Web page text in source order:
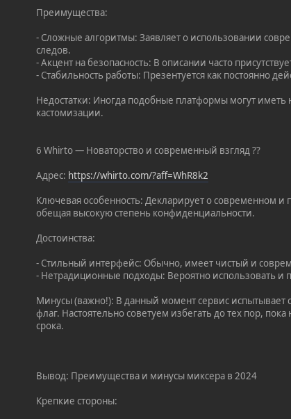
Преимущества:
- Сложные алгоритмы: Заявляет о использовании
следов.
- Акцент на безопасность: В описании часто
- Стабильность работы: Презентуется как постоянно
Недостатки: Иногда подобные платформы могут
кастомизации.
6 Whirto — Новаторство и современный взгляд ??
Адрес: https://whirto.com/?aff=WhR8k2
Ключевая особенность: Декларирует о современном
обещая высокую степень конфиденциальности.
Достоинства:
- Стильный интерфейс: Обычно, имеет чистый и
- Нетрадиционные подходы: Вероятно использовать
Минусы (важно!): В данный момент сервис
флаг. Настоятельно советуем избегать до тех пор,
срока.
Вывод: Преимущества и минусы миксера в 2024
Крепкие стороны: